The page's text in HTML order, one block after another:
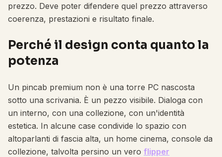
prezzo. Deve poter difendere quel prezzo attraverso
coerenza, prestazioni e risultato finale.
Perché il design conta quanto la
potenza
Un pincab premium non è una torre PC nascosta
sotto una scrivania. È un pezzo visibile. Dialoga con
un interno, con una collezione, con un'identità
estetica. In alcune case condivide lo spazio con
altoparlanti di fascia alta, un home cinema, console da
collezione, talvolta persino un vero flipper